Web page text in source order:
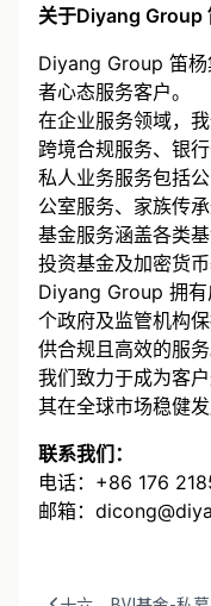
Diyang Group 笛杨
者心态服务客户。
在企业服务领域，
跨境合规服务、银
私人业务服务包括
公室服务、家族传
基金服务涵盖各类
投资基金及加密货
Diyang Group 拥有
个政府及监管机构
供合规且高效的服
我们致力于成为客
联系我们：
电话：+86 176